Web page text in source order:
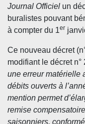
Journal Officiel un
buralistes pouvant
à compter du 1er
Ce nouveau décret
modifiant le décret
une erreur matérielle
débits ouverts à
mention permet
remise
saisonniers,